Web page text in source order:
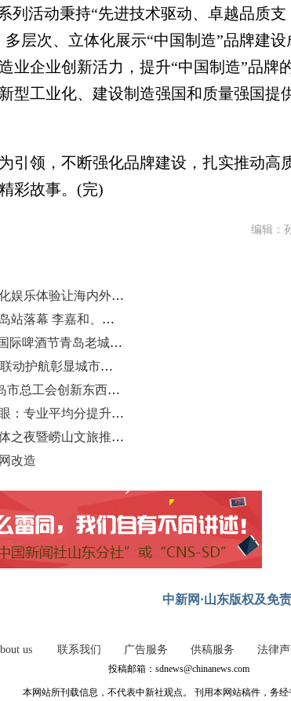
活动秉持“先进技术驱动、卓越品质支
层次、立体化展示“中国制造”品牌建设
业企业创新活力，提升“中国制造”品牌
型工业化、建设制造强国和质量强国提
领，不断强化品牌建设，扎实推动高
彩故事。(完)
编辑：
第35届青岛啤酒节崂山会场：全龄化娱乐体验让海内外游客尽享节庆魅力
汇丰全国青少年高尔夫球冠军赛青岛站落幕 李嘉和、霍旭冉获男女A组冠军
“漫步老城，漫饮青岛”第35届青岛国际啤酒节青岛老城会场启幕
山东青岛“演唱会热”持续升温 多方联动护航彰显城市温度
探索“工会+社会组织”精准帮扶 青岛市总工会创新东西部协作新模式
青岛科技大学2025山东投档成绩亮眼：专业平均分提升5分
第35届青岛国际啤酒节崂山会场媒体之夜暨崂山文旅推荐官颁奖仪式举行
改造
中新网·山东版权及免
us 联系我们 广告服务 供稿服务 法律声
投稿邮箱：sdnews@chinanews.com
本网站所刊载信息，不代表中新社观点。 刊用本网站稿件，务经